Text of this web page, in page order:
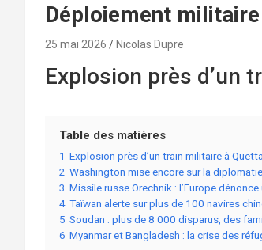
Déploiement
25 mai 2026 Nicolas Dupre
Explosion près d’un
Table des matières
1 Explosion près d’un train militaire à
2 Washington mise encore sur la diplomatie
3 Missile russe Orechnik : l’Europe
4 Taïwan alerte sur plus de 100 navires
5 Soudan : plus de 8 000 disparus, des
6 Myanmar et Bangladesh : la crise des